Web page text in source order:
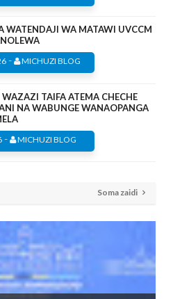
WATENDAJI WA MATAWI UVCCM
- MICHUZI BLOG
TAIFA ATEMA CHECHE
NA WABUNGE WANAOPANGA
- MICHUZI BLOG
Soma zaidi